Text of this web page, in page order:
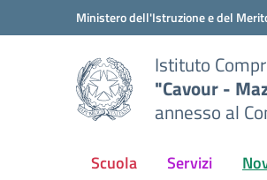
Vai ai contenuti
Vai al menu di navigazioneMinistero dell'Istruzione e del
Istituto
"Cavour -
annesso al
Scuola Servizi